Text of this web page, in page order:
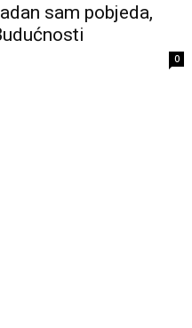
sam pobjeda,
0